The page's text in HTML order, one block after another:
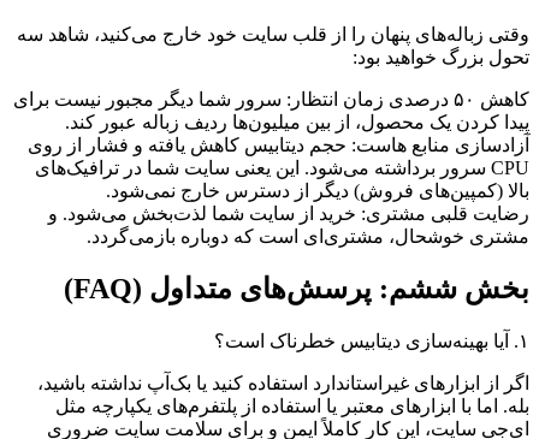
وقتی زباله‌های پنهان را از قلب سایت خود خارج می‌کنید، شاهد سه
تحول بزرگ خواهید بود:
کاهش ۵۰ درصدی زمان انتظار: سرور شما دیگر مجبور نیست برای
پیدا کردن یک محصول، از بین میلیون‌ها ردیف زباله عبور کند.
آزادسازی منابع هاست: حجم دیتابیس کاهش یافته و فشار از روی
CPU سرور برداشته می‌شود. این یعنی سایت شما در ترافیک‌های
بالا (کمپین‌های فروش) دیگر از دسترس خارج نمی‌شود.
رضایت قلبی مشتری: خرید از سایت شما لذت‌بخش می‌شود. و
مشتری خوشحال، مشتری‌ای است که دوباره بازمی‌گردد.
بخش ششم: پرسش‌های متداول (FAQ)
۱. آیا بهینه‌سازی دیتابیس خطرناک است؟
اگر از ابزارهای غیراستاندارد استفاده کنید یا بک‌آپ نداشته باشید،
بله. اما با ابزارهای معتبر یا استفاده از پلتفرم‌های یکپارچه مثل
ای‌جی سایت، این کار کاملاً ایمن و برای سلامت سایت ضروری